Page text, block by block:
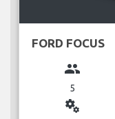
FORD FOCUS
group
5
miscellaneous_services